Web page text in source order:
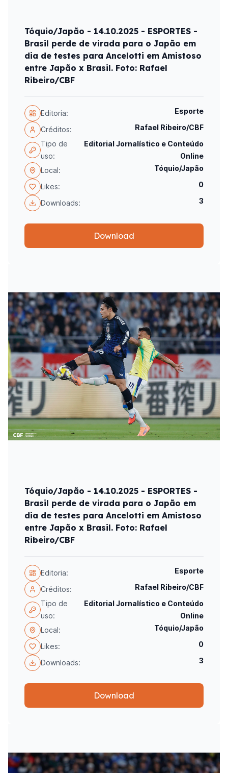
Tóquio/Japão - 14.10.2025 - ESPORTES -
Brasil perde de virada para o Japão em
dia de testes para Ancelotti em Amistoso
entre Japão x Brasil. Foto: Rafael
Ribeiro/CBF
Editoria: Esporte
Créditos:
Rafael Ribeiro/CBF
Tipo de
uso:
Editorial Jornalístico e Conteúdo
Online
Local:
Tóquio/Japão
Likes: 0
Downloads: 3
Download
Tóquio/Japão - 14.10.2025 - ESPORTES -
Brasil perde de virada para o Japão em
dia de testes para Ancelotti em Amistoso
entre Japão x Brasil. Foto: Rafael
Ribeiro/CBF
Editoria: Esporte
Créditos:
Rafael Ribeiro/CBF
Tipo de
uso:
Editorial Jornalístico e Conteúdo
Online
Local:
Tóquio/Japão
Likes: 0
Downloads: 3
Download